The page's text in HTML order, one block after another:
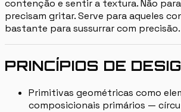
contenção e sentir a textura. Não
precisam gritar. Serve para aqueles
bastante para sussurrar com precisão.
PRINCÍPIOS DE
Primitivas geométricas como
composicionais primários —